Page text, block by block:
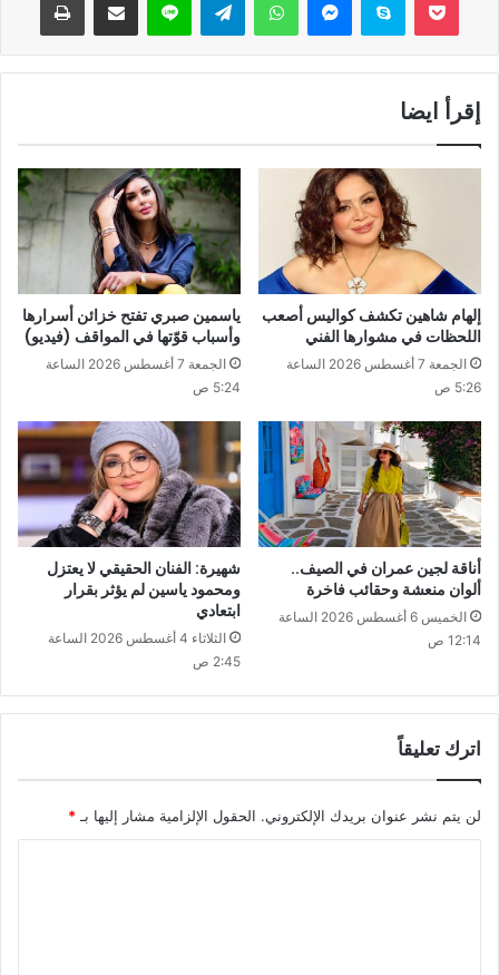
إقرأ ايضا
إلهام شاهين تكشف كواليس أصعب
اللحظات في مشوارها الفني
الجمعة 7 أغسطس 2026 الساعة
5:26 ص
ياسمين صبري تفتح خزائن أسرارها
وأسباب قوّتها في المواقف (فيديو)
الجمعة 7 أغسطس 2026 الساعة
5:24 ص
أناقة لجين عمران في الصيف..
ألوان منعشة وحقائب فاخرة
الخميس 6 أغسطس 2026 الساعة
12:14 ص
شهيرة: الفنان الحقيقي لا يعتزل
ومحمود ياسين لم يؤثر بقرار
ابتعادي
الثلاثاء 4 أغسطس 2026 الساعة
2:45 ص
اترك تعليقاً
لن يتم نشر عنوان بريدك الإلكتروني. الحقول الإلزامية مشار إليها بـ *